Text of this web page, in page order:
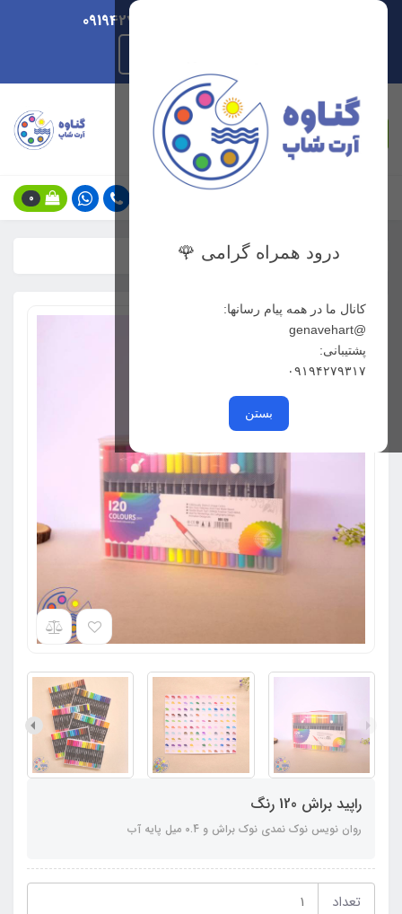
درود همراه گرامی 🌹
کانال ما در همه پیام رسانها:
@genavehart
پشتیبانی:
۰۹۱۹۴۲۷۹۳۱۷
بستن
جستجو
0
فهرست محصولات راپید براش 120 رنگ
راپید براش 120 رنگ
روان نویس نوک نمدی نوک براش و 0.4 میل پایه آب
تعداد